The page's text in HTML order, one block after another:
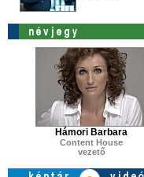
Hámori Barbara
Content House
vezető